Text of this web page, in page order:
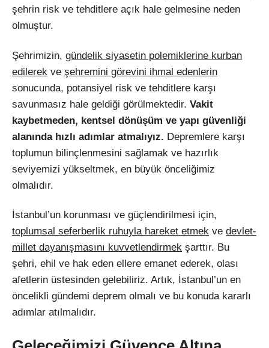
şehrin risk ve tehditlere açık hale gelmesine neden
olmuştur.
Şehrimizin, gündelik siyasetin polemiklerine kurban
edilerek ve şehremini görevini ihmal edenlerin
sonucunda, potansiyel risk ve tehditlere karşı
savunmasız hale geldiği görülmektedir. Vakit
kaybetmeden, kentsel dönüşüm ve yapı güvenliği
alanında hızlı adımlar atmalıyız. Depremlere karşı
toplumun bilinçlenmesini sağlamak ve hazırlık
seviyemizi yükseltmek, en büyük önceliğimiz
olmalıdır.
İstanbul’un korunması ve güçlendirilmesi için,
toplumsal seferberlik ruhuyla hareket etmek ve devlet-
millet dayanışmasını kuvvetlendirmek şarttır. Bu
şehri, ehil ve hak eden ellere emanet ederek, olası
afetlerin üstesinden gelebiliriz. Artık, İstanbul’un en
öncelikli gündemi deprem olmalı ve bu konuda kararlı
adımlar atılmalıdır.